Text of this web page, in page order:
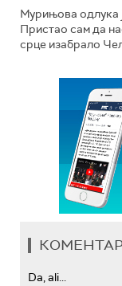
Мурињова одлука
Пристао сам да
срце изабрало
Da, ali...